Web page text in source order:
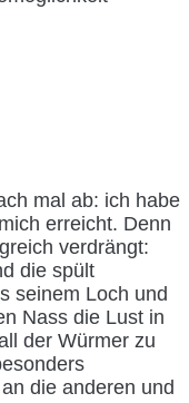
mal ab: ich habe
erreicht. Denn
verdrängt:
die spült
seinem Loch und
Nass die Lust in
der Würmer zu
die anderen und